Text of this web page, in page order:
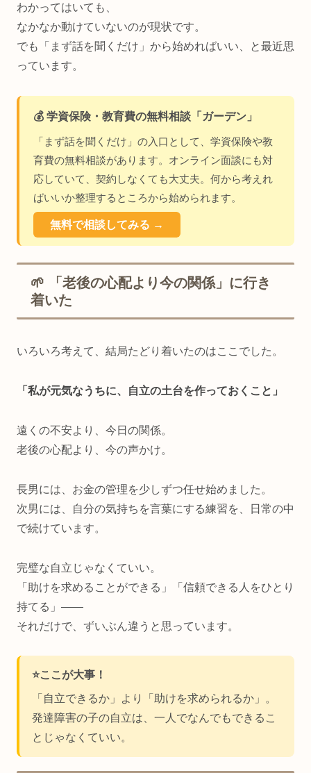
わかってはいても、
なかなか動けていないのが現状です。
でも「まず話を聞くだけ」から始めればいい、と最近思
っています。
💰 学資保険・教育費の無料相談「ガーデン」
「まず話を聞くだけ」の入口として、学資保険や教
育費の無料相談があります。オンライン面談にも対
応していて、契約しなくても大丈夫。何から考えれ
ばいいか整理するところから始められます。
無料で相談してみる →
🌱 「老後の心配より今の関係」に行き
着いた
いろいろ考えて、結局たどり着いたのはここでした。
「私が元気なうちに、自立の土台を作っておくこと」
遠くの不安より、今日の関係。
老後の心配より、今の声かけ。
長男には、お金の管理を少しずつ任せ始めました。
次男には、自分の気持ちを言葉にする練習を、日常の中
で続けています。
完璧な自立じゃなくていい。
「助けを求めることができる」「信頼できる人をひとり
持てる」——
それだけで、ずいぶん違うと思っています。
⭐ここが大事！
「自立できるか」より「助けを求められるか」。
発達障害の子の自立は、一人でなんでもできるこ
とじゃなくていい。